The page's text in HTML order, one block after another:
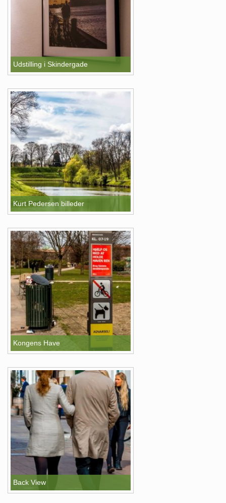
Udstilling i Skindergade
Kurt Pedersen billeder
Kongens Have
Back View